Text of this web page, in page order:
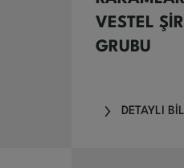
VESTEL
GRUBU
DETAYLI